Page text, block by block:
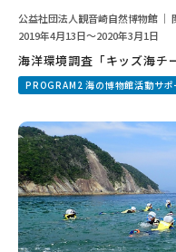
公益社団法人観音崎自然博物館 ｜
2019年4月13日～2020年3月1日
海洋環境調査「キッズ海チ
PROGRAM2 海の博物館活動サ